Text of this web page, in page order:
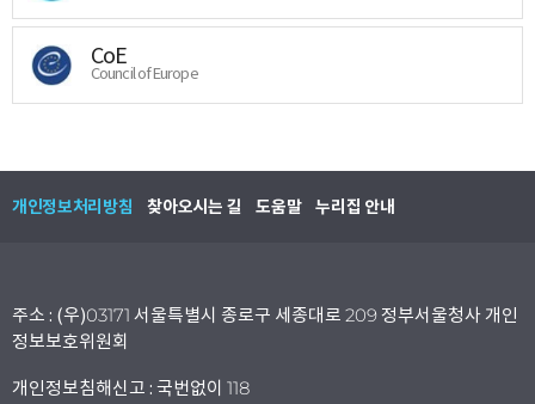
CoE
Council of Europe
개인정보처리방침 찾아오시는 길 도움말 누리집 안내
주소 : (우)03171 서울특별시 종로구 세종대로 209 정부서울청사 개인
정보보호위원회
개인정보침해신고 : 국번없이 118